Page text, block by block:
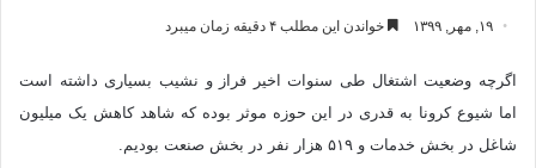
۱۹, مهر, ۱۳۹۹ خواندن این مطلب ۴ دقیقه زمان میبرد
اگرچه وضعیت اشتغال طی سنوات اخیر فراز و نشیب بسیاری داشته است
اما شیوع کرونا به قدری در این حوزه موثر بوده که شاهد کاهش یک میلیون
شاغل در بخش خدمات و ۵۱۹ هزار نفر در بخش صنعت بودیم.